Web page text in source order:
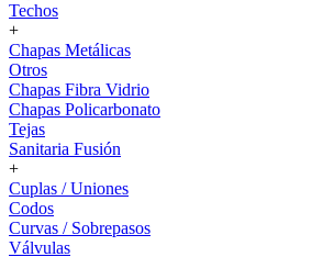
Techos
+
Chapas Metálicas
Otros
Chapas Fibra Vidrio
Chapas Policarbonato
Tejas
Sanitaria Fusión
+
Cuplas / Uniones
Codos
Curvas / Sobrepasos
Válvulas